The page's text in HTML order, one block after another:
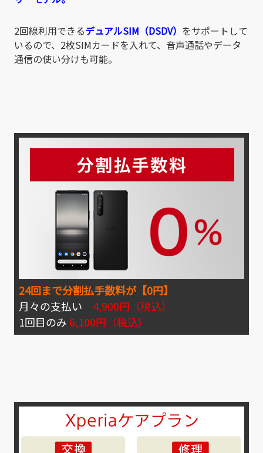
2回線利用できるデュアルSIM（DSDV） をサポートして
いるので、2枚SIMカードを入れて、音声通話やデータ
通信の使い分けも可能。
24回まで分割払手数料が【0円】
月々の支払い 4,900円（税込）
1回目のみ 6,100円（税込)